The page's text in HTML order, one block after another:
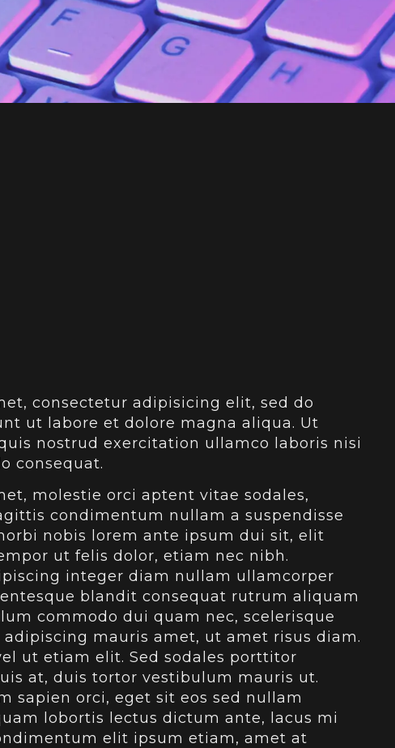
consectetur adipisicing elit, sed do
ut labore et dolore magna aliqua. Ut
nostrud exercitation ullamco laboris nisi
consequat.
molestie orci aptent vitae sodales,
condimentum nullam a suspendisse
nobis lorem ante ipsum dui sit, elit
ut felis dolor, etiam nec nibh.
integer diam nullam ullamcorper
blandit consequat rutrum aliquam
commodo dui quam nec, scelerisque
mauris amet, ut amet risus diam.
ut etiam elit. Sed sodales porttitor
at, duis tortor vestibulum mauris ut.
sapien orci, eget sit eos sed nullam
lobortis lectus dictum ante, lacus mi
elit ipsum etiam, amet at